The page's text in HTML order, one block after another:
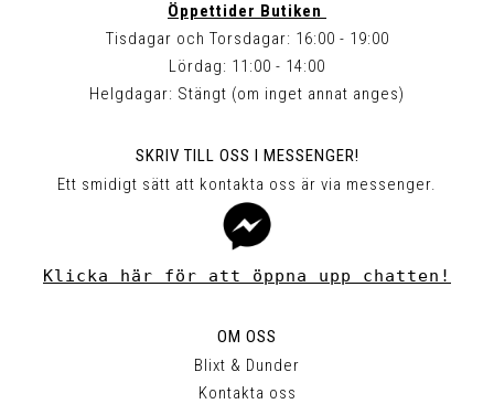
Öppettider Butiken
Tisdagar och Torsdagar: 16:00 - 19:00
Lördag: 11:00 - 14:00
Helgdagar: Stängt (om inget annat anges)
SKRIV TILL OSS I MESSENGER!
Ett smidigt sätt att kontakta oss är via messenger.
Klicka här för att öppna upp chatten!
OM OSS
Blixt & Dunder
Kontakta oss